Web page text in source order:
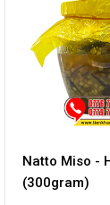
Natto Miso -
(300gram)